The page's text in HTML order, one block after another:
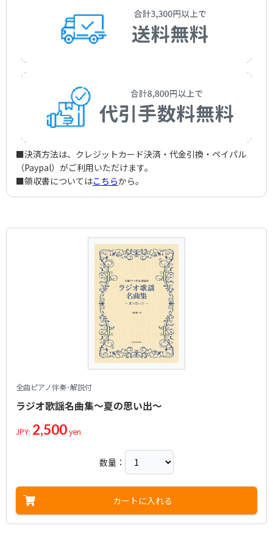
Iwatani，Tokiko
白鳥省吾
Shiratori，Seigo
Kazu Ohara
作詞者：寺尾智沙
Terao，Chisa
島崎藤村
Shimazaki，Toson
Iida，Saburo
アーティスト：石井好子
Yoshiko Ishii
飯田三郎
Iida，Saburo
アーティスト：平尾昌章
恋の廻転椅子
作曲者：馬渡誠一
Mawatari，Seiichi
アーティスト：
Nishizawa，So
かへり道の歌
作曲者：古関裕而
しおざいの町
Shinji Kogo
作詞者：高月 ことば
Takatsuki，Kotoba
栗本尊子
Takako Kurimoto
作詞者：宮澤章二
Miyazawa，Shoji
牧場の時計
Hattori，Ryoichi
作詞者：藤浦 洸
Fujiura，Ko
耳飾りのタンゴ
高木東六
Takagi，Toroku
アーティスト：藤沢嵐子
Arashiko Fujisawa
作曲者：梁田 貞
Yanada，Tadashi
作詞者：室生犀星
Murou，Saisei
あかねの丘
作曲者：八洲秀章
Yashima，Hideaki
アーティスト：
Tomoko Takara
作詞者：大倉芳郎
Okura，Yoshiro
草笛かなし
アーティスト：宝 トモ子
Tomoko Takara
作詞者：藤浦 洸
あせびの花
Tominaga，Saburo
アーティスト：樋本 栄
Sakae Himoto
作詞者：大倉芳郎
あまんじゃくの歌
作曲者：高木東六
Takagi，Toroku
作詞者：深尾 須磨子
たのしい夢
作曲者：明本京静
Akemoto，Kyosei
アーティスト：国民合唱団
Nomura，Toshio
野山は招く
作曲者：加藤光男
Matsuzaka，Naomi
ほんに今年はいい春だ
作曲者：古関裕而
Ichiro Fujiyama
Nohara，Shosaku
■決済方法は、クレジットカード決済・代金引換・ペイパル
（Paypal）がご利用いただけます。
■領収書についてはこちらから。
全曲ピアノ伴奏･解説付
ラジオ歌謡名曲集～夏の思い出～
JPY: 2,500yen
数量：
カートに入れる